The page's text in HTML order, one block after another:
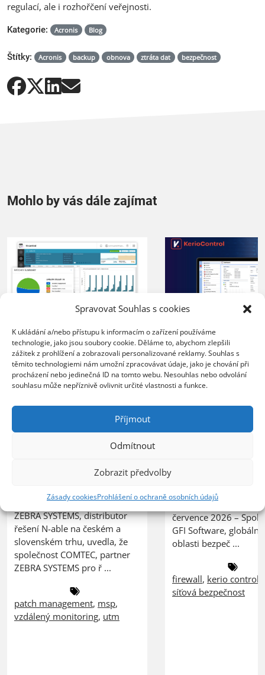
Spravovat Souhlas s cookies
K ukládání a/nebo přístupu k informacím o zařízení používáme
technologie, jako jsou soubory cookie. Děláme to, abychom zlepšili
zážitek z prohlížení a zobrazovali personalizované reklamy. Souhlas s
těmito technologiemi nám umožní zpracovávat údaje, jako je chování při
procházení nebo jedinečná ID na tomto webu. Nesouhlas nebo odvolání
souhlasu může nepříznivě ovlivnit určité vlastnosti a funkce.
Příjmout
Odmítnout
Zobrazit předvolby
Zásady cookiesProhlášení o ochraně osobních údajů
regulací, ale i rozhořčení veřejnosti.
Kategorie: Acronis Blog
Štítky: Acronis backup obnova ztráta dat bezpečnost
Mohlo by vás dále zajímat
ZEBRA SYSTEMS:
společnost COMTEC
úspěšně řídí svůj růst
s řešením N-able N-
central
Poskytovatel MSP služeb
zákazníků bez nutnosti
PRAHA, 23. července 2026 –
ZEBRA SYSTEMS, distributor
řešení N-able na českém a
slovenském trhu, uvedla, že
společnost COMTEC, partner
ZEBRA SYSTEMS pro ř ...
patch management, msp,
vzdálený monitoring, utm
XERTEC
Kerio Control
k zabezpečení
sítě
20.07.2026
pro vzdálenou práci
zaměstnanců PRAHA,
července 2026 –
GFI Software,
oblasti bezpeč ...
firewall, kerio control
síťová bezpečnost